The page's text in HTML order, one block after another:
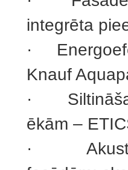
integrēta
·
Knauf
·
ēkām –
·